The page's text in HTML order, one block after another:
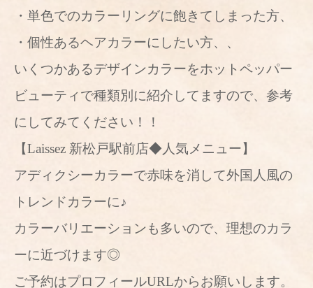
・単色でのカラーリングに飽きてしまった方、
・個性あるヘアカラーにしたい方、、
いくつかあるデザインカラーをホットペッパー
ビューティで種類別に紹介してますので、参考
にしてみてください！！
【Laissez 新松戸駅前店◆人気メニュー】
アディクシーカラーで赤味を消して外国人風の
トレンドカラーに♪
カラーバリエーションも多いので、理想のカラ
ーに近づけます◎
ご予約はプロフィールURLからお願いします。